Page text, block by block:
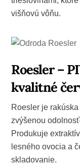
višňovú vôňu.
Roesler –
kvalitné
Roesler je
zvýšenou
Produkuje
lesného ovocia a
skladovanie.